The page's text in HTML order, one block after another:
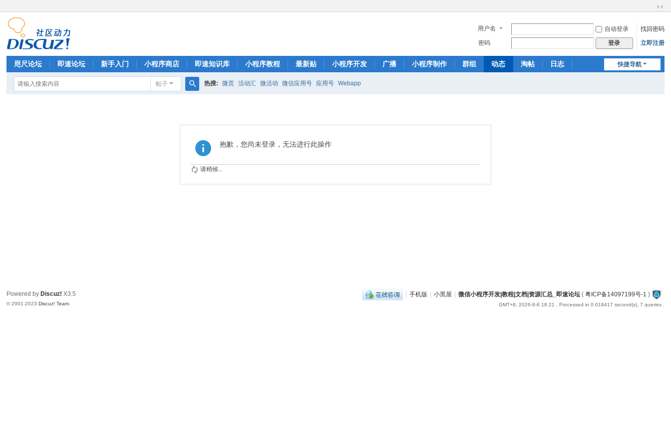
换
到
窄
用户名 自动登录
找回密码
密码
登录 立即注册
快捷导航
咫尺论坛 即速论坛 新手入门 小程序商店 即速知识库 小程序教程 最新贴 小程序开发 广播 小程序制作 群组 动态 淘帖
日志
帖子 热搜: 微页 活动汇 微活动 微信应用号 应用号 Webapp
抱歉，您尚未登录，无法进行此操作
请稍候...
| 手机版 | 小黑屋 | 微信小程序开发|教程|文档|资源汇总_即速论坛( 粤ICP备14097199号-1 )
GMT+8, 2026-8-8 18:21 , Processed in 0.018417 second(s), 7 queries .
Powered by Discuz! X3.5
© 2001-2023Discuz! Team